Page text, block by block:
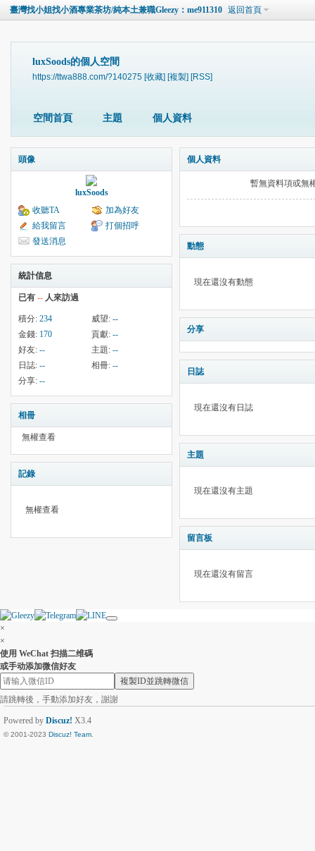
臺灣找小姐找小酒專業茶坊/純本土兼職Gleezy：me911310 返回首頁
luxSoods的個人空間
https://ttwa888.com/?140275 [收藏] [複製] [RSS]
空間首頁 主題 個人資料
頭像
luxSoods
收聽TA
加為好友
給我留言
打個招呼
發送消息
統計信息
已有 -- 人來訪過
積分: 234 威望: --
金錢: 170 貢獻: --
好友: -- 主題: --
日誌: -- 相冊: --
分享: --
相冊
無權查看
記錄
無權查看
個人資料
暫無資料項或無
動態
現在還沒有動態
分享
日誌
現在還沒有日誌
主題
現在還沒有主題
留言板
現在還沒有留言
×
×
使用 WeChat 扫描二维碼
或手动添加微信好友
複製ID並跳轉微信
請跳轉後，手動添加好友，謝謝
Powered by Discuz! X3.4
© 2001-2023 Discuz! Team